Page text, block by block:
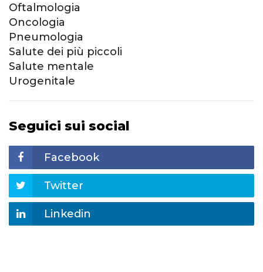
Oftalmologia
Oncologia
Pneumologia
Salute dei più piccoli
Salute mentale
Urogenitale
Seguici sui social
Facebook
Twitter
Linkedin